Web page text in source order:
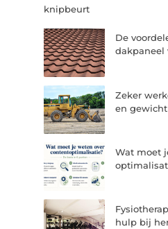
knipbeurt
De
dakpaneel
Zeker
en gewicht
Wat moet
hulp bij